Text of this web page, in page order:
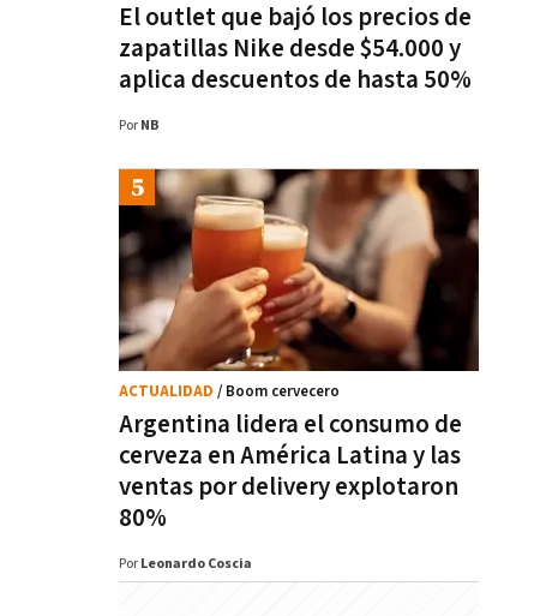
El outlet que bajó los precios de
zapatillas Nike desde $54.000 y
aplica descuentos de hasta 50%
Por NB
Argentina lidera el consumo de
cerveza en América Latina y las
ventas por delivery explotaron
80%
ACTUALIDAD / Boom cervecero
Por Leonardo Coscia